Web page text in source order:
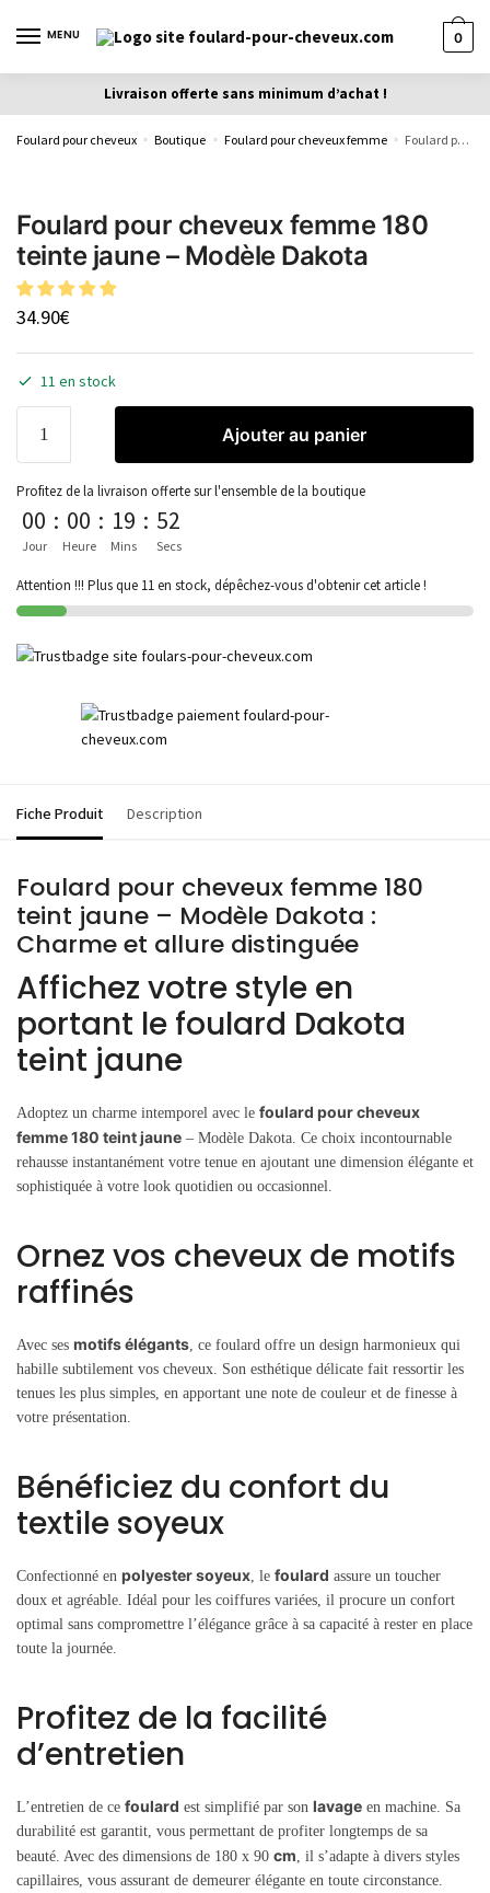
MENU 0
Livraison offerte sans minimum d’achat !
Foulard pour cheveux » Boutique » Foulard pour cheveux femme » Foulard pour cheveux femme 180 teinte jaune – Modèle Dakota
Foulard pour cheveux femme 180
teinte jaune – Modèle Dakota
34.90€
11 en stock
Ajouter au panier
Profitez de la livraison offerte sur l'ensemble de la boutique
00
Jour
: 00
Heure
: 19
Mins
: 52
Secs
Attention !!! Plus que 11 en stock, dépêchez-vous d'obtenir cet article !
Fiche Produit Description
Foulard pour cheveux femme 180
teint jaune – Modèle Dakota :
Charme et allure distinguée
Affichez votre style en
portant le foulard Dakota
teint jaune
Adoptez un charme intemporel avec le foulard pour cheveux
femme 180 teint jaune – Modèle Dakota. Ce choix incontournable
rehausse instantanément votre tenue en ajoutant une dimension élégante et
sophistiquée à votre look quotidien ou occasionnel.
Ornez vos cheveux de motifs
raffinés
Avec ses motifs élégants , ce foulard offre un design harmonieux qui
habille subtilement vos cheveux. Son esthétique délicate fait ressortir les
tenues les plus simples, en apportant une note de couleur et de finesse à
votre présentation.
Bénéficiez du confort du
textile soyeux
Confectionné en polyester soyeux , le foulard assure un toucher
doux et agréable. Idéal pour les coiffures variées, il procure un confort
optimal sans compromettre l’élégance grâce à sa capacité à rester en place
toute la journée.
Profitez de la facilité
d’entretien
L’entretien de ce foulard est simplifié par son lavage en machine. Sa
durabilité est garantit, vous permettant de profiter longtemps de sa
beauté. Avec des dimensions de 180 x 90 cm , il s’adapte à divers styles
capillaires, vous assurant de demeurer élégante en toute circonstance.